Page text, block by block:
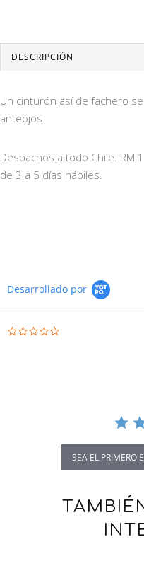
DESCRIPCIÓN
Un cinturón así de fachero
anteojos.
Despachos a todo Chile. RM
de 3 a 5 días hábiles.
Desarrollado por
SEA EL PRIMERO